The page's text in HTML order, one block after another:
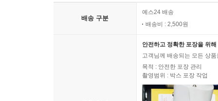
배송 구분
예스24 배송
배송비 : 2,500원
안전하고 정확한 포장을 위
고객님께 배송되는 모든 상
목적 : 안전한 포장 관리
촬영범위 : 박스 포장 작업